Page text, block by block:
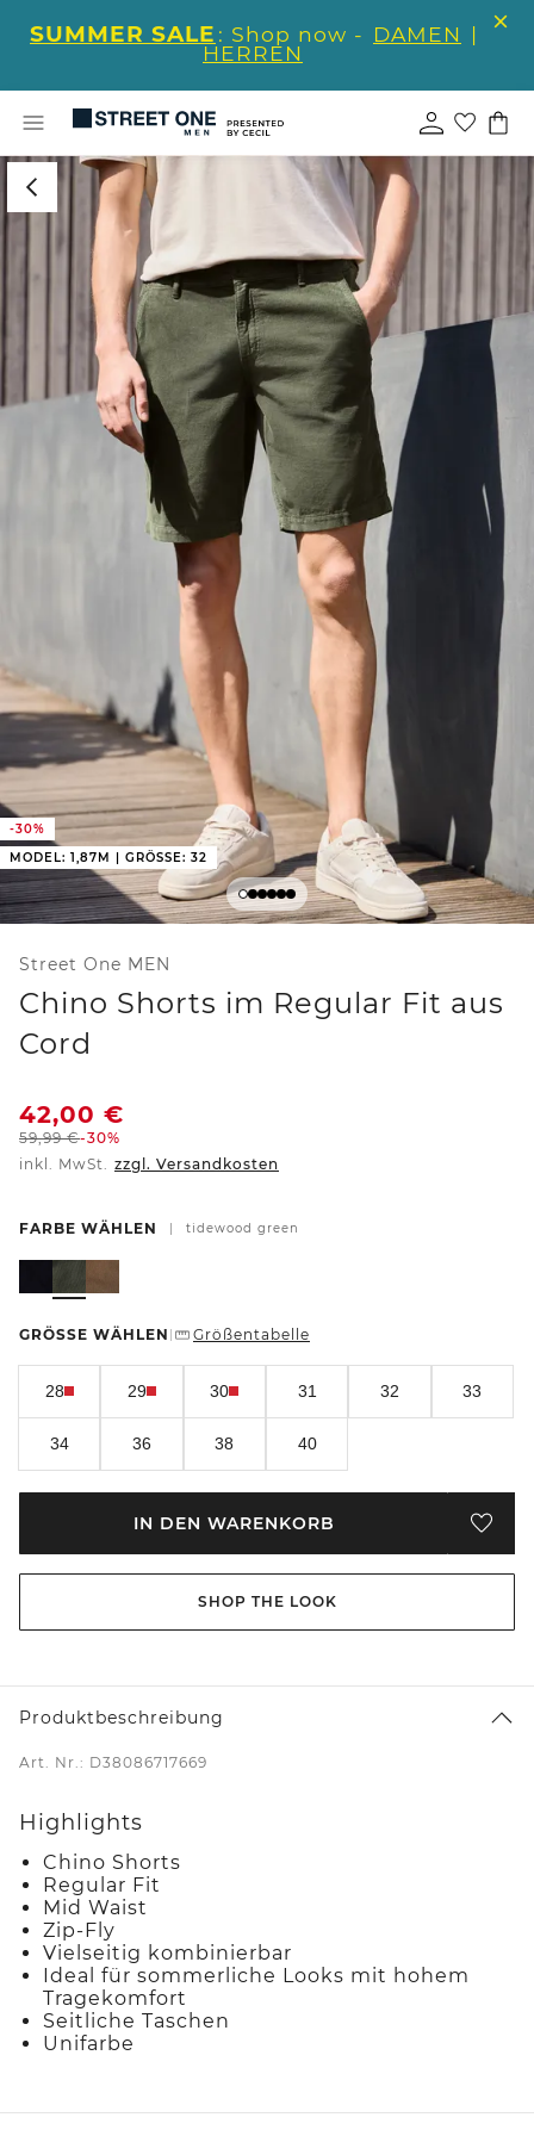
SUMMER SALE : Shop now - DAMEN |
HERREN
-30%
MODEL: 1,87M | GRÖSSE: 32
Street One MEN
Chino Shorts im Regular Fit aus
Cord
42,00 €
59,99€-30%
inkl. MwSt. zzgl. Versandkosten
FARBE WÄHLEN tidewood green
GRÖSSE WÄHLEN Größentabelle
28 29 30 31 32 33
34 36 38 40
IN DEN WARENKORB
SHOP THE LOOK
Produktbeschreibung
Art. Nr.: D38086717669
Highlights
Chino Shorts
Regular Fit
Mid Waist
Zip-Fly
Vielseitig kombinierbar
Ideal für sommerliche Looks mit hohem
Tragekomfort
Seitliche Taschen
Unifarbe